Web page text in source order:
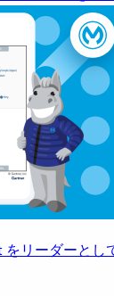
リーダーとし